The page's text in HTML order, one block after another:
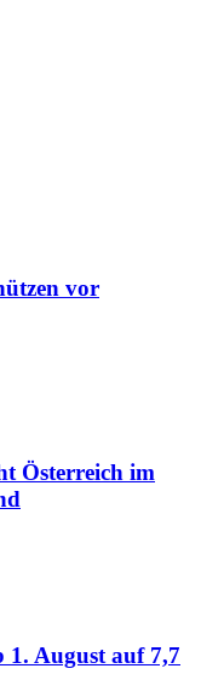
vor
Österreich im
1. August auf 7,7